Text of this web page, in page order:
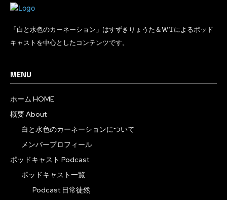
「白と水色のカーネーション」はすずきりょうた＆WTによるポッド
キャストを中心としたコンテンツです。
MENU
ホーム HOME
概要 About
白と水色のカーネーションについて
メンバープロフィール
ポッドキャスト Podcast
ポッドキャスト一覧
Podcast 日常徒然